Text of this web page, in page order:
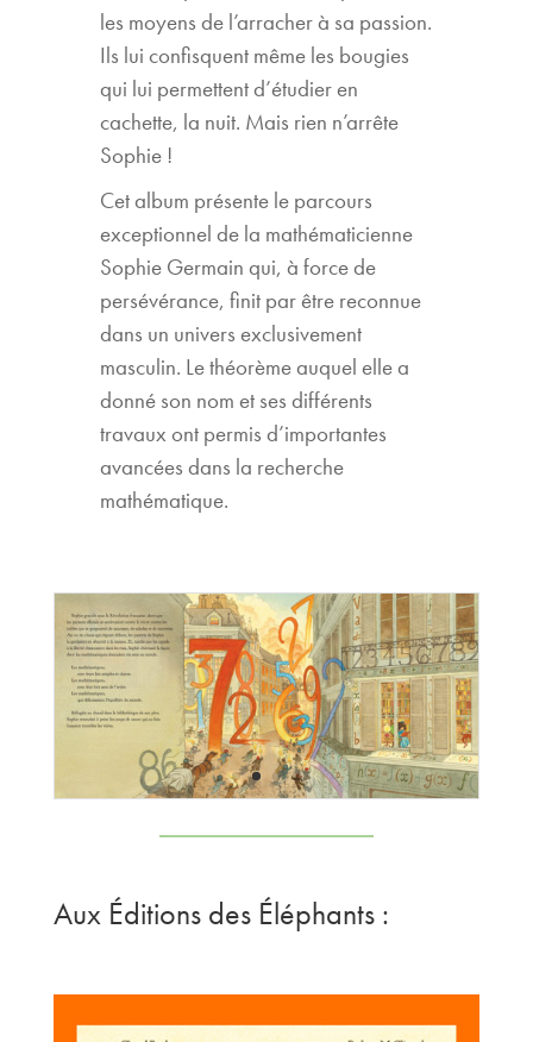
les moyens de l’arracher à sa passion.
Ils lui confisquent même les bougies
qui lui permettent d’étudier en
cachette, la nuit. Mais rien n’arrête
Sophie !
Cet album présente le parcours
exceptionnel de la mathématicienne
Sophie Germain qui, à force de
persévérance, finit par être reconnue
dans un univers exclusivement
masculin. Le théorème auquel elle a
donné son nom et ses différents
travaux ont permis d’importantes
avancées dans la recherche
mathématique.
Aux Éditions des Éléphants :